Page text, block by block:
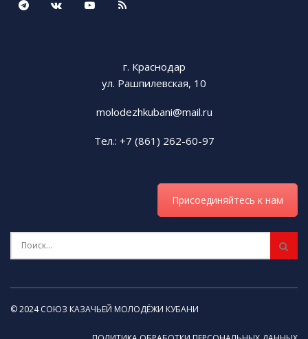
г. Краснодар
ул. Рашпилевская, 10
molodezhkubani@mail.ru
Тел.: +7 (861) 262-60-97
Присоединяйтесь к нам
© 2024 СОЮЗ КАЗАЧЬЕЙ МОЛОДЁЖИ КУБАНИ